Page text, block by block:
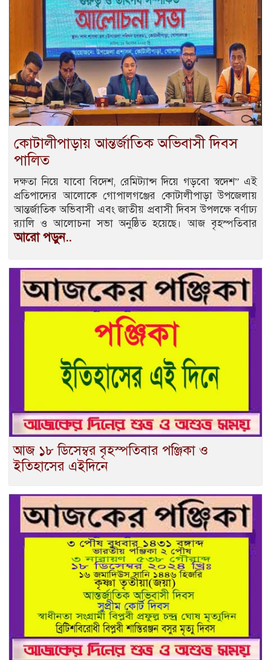
কোটালীপাড়ায় আন্তর্জাতিক অভিবাসী দিবস
পালিত
দক্ষতা নিয়ে যাবো বিদেশ, রেমিট্যান্স দিয়ে গড়বো স্বদেশ” এই
প্রতিপাদ্যের আলোকে গোপালগঞ্জের কোটালীপাড়া উপজেলায়
আন্তর্জাতিক অভিবাসী এবং জাতীয় প্রবাসী দিবস উপলক্ষে বর্ণাঢ্য
র‌্যালি ও আলোচনা সভা অনুষ্ঠিত হয়েছে। আজ বৃহস্পতিবার
আরো পড়ুন..
আজ ১৮ ডিসেম্বর বৃহস্পতিবার পঞ্জিকা ও
ইতিহাসের এইদিনে